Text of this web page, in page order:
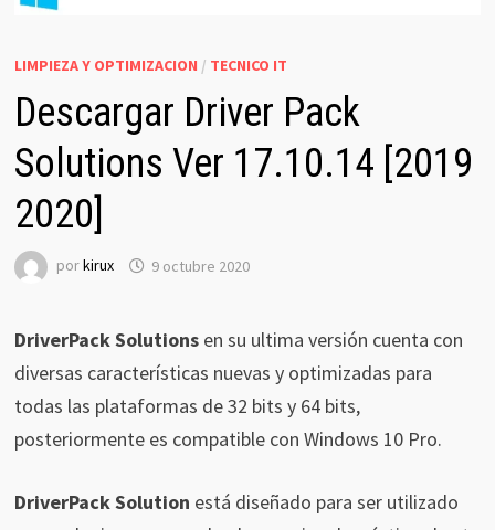
LIMPIEZA Y OPTIMIZACION / TECNICO IT
Descargar Driver Pack
Solutions Ver 17.10.14 [2019
2020]
porkirux 9 octubre 2020
DriverPack Solutions en su ultima versión cuenta con
diversas características nuevas y optimizadas para
todas las plataformas de 32 bits y 64 bits,
posteriormente es compatible con Windows 10 Pro.
DriverPack Solution está diseñado para ser utilizado